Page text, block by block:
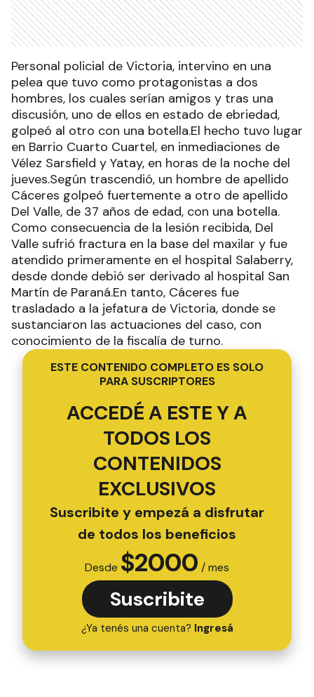
Personal policial de Victoria, intervino en una
pelea que tuvo como protagonistas a dos
hombres, los cuales serían amigos y tras una
discusión, uno de ellos en estado de ebriedad,
golpeó al otro con una botella.El hecho tuvo lugar
en Barrio Cuarto Cuartel, en inmediaciones de
Vélez Sarsfield y Yatay, en horas de la noche del
jueves.Según trascendió, un hombre de apellido
Cáceres golpeó fuertemente a otro de apellido
Del Valle, de 37 años de edad, con una botella.
Como consecuencia de la lesión recibida, Del
Valle sufrió fractura en la base del maxilar y fue
atendido primeramente en el hospital Salaberry,
desde donde debió ser derivado al hospital San
Martín de Paraná.En tanto, Cáceres fue
trasladado a la jefatura de Victoria, donde se
sustanciaron las actuaciones del caso, con
conocimiento de la fiscalía de turno.
ESTE CONTENIDO COMPLETO ES SOLO
PARA SUSCRIPTORES
ACCEDÉ A ESTE Y A
TODOS LOS
CONTENIDOS
EXCLUSIVOS
Suscribite y empezá a disfrutar
de todos los beneficios
Desde $2000 / mes
Suscribite
¿Ya tenés una cuenta? Ingresá